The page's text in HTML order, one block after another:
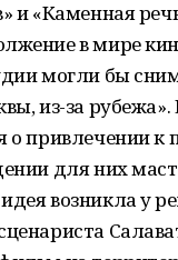
и «Каменная
в мире
могли бы
из-за
о привлечении к
для них
возникла у